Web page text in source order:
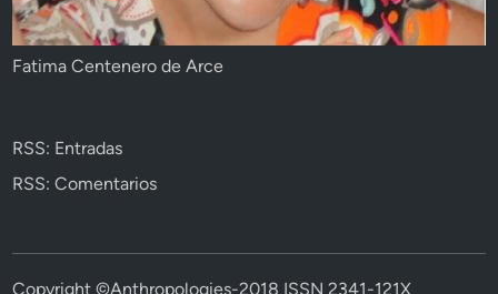
Fatima Centenero de Arce
RSS: Entradas
RSS: Comentarios
Copyright ©Anthropologies-2018 ISSN 2341-121X